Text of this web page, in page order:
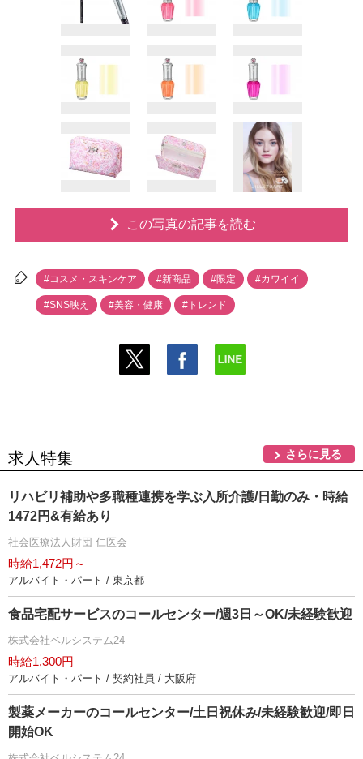
この写真の記事を読む
#コスメ・スキンケア #新商品 #限定 #カワイイ
#SNS映え #美容・健康 #トレンド
求人特集 さらに見る
リハビリ補助や多職種連携を学ぶ入所介護/日勤のみ・時給
1472円&有給あり
社会医療法人財団 仁医会
時給1,472円～
アルバイト・パート / 東京都
食品宅配サービスのコールセンター/週3日～OK/未経験歓迎
株式会社ベルシステム24
時給1,300円
アルバイト・パート / 契約社員 / 大阪府
製薬メーカーのコールセンター/土日祝休み/未経験歓迎/即日
開始OK